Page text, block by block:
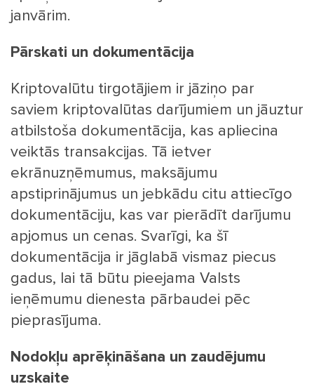
janvārim.
Pārskati un dokumentācija
Kriptovalūtu tirgotājiem ir jāziņo par
saviem kriptovalūtas darījumiem un jāuztur
atbilstoša dokumentācija, kas apliecina
veiktās transakcijas. Tā ietver
ekrānuzņēmumus, maksājumu
apstiprinājumus un jebkādu citu attiecīgo
dokumentāciju, kas var pierādīt darījumu
apjomus un cenas. Svarīgi, ka šī
dokumentācija ir jāglabā vismaz piecus
gadus, lai tā būtu pieejama Valsts
ieņēmumu dienesta pārbaudei pēc
pieprasījuma.
Nodokļu aprēķināšana un zaudējumu
uzskaite